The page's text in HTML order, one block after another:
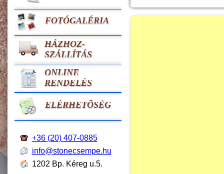
FOTÓGALÉRIA
HÁZHOZ-
SZÁLLÍTÁS
ONLINE
RENDELÉS
ELÉRHETÕSÉG
+36 (20) 407-0885
info@stonecsempe.hu
1202 Bp. Kéreg u.5.